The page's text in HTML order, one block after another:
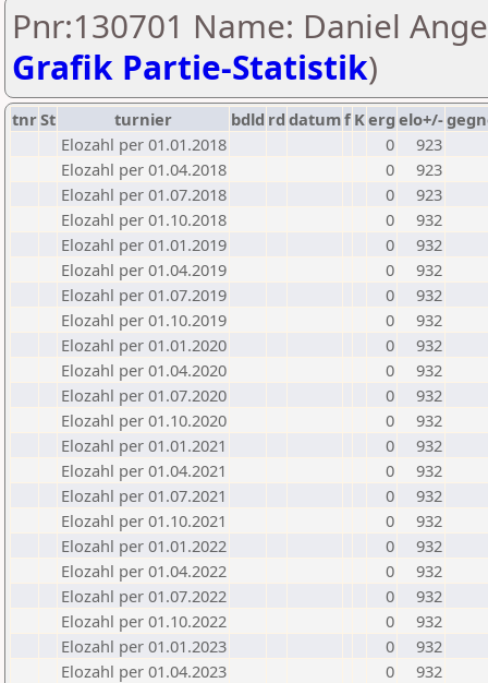
Pnr:130701 Name: Daniel
Grafik Partie-Statistik)
tnrSt turnier bdld rd datumf Kerg elo+/-
Elozahl per 01.01.2018
0
923
Elozahl per 01.04.2018
0
923
Elozahl per 01.07.2018
0
923
Elozahl per 01.10.2018
0
932
Elozahl per 01.01.2019
0
932
Elozahl per 01.04.2019
0
932
Elozahl per 01.07.2019
0
932
Elozahl per 01.10.2019
0
932
Elozahl per 01.01.2020
0
932
Elozahl per 01.04.2020
0
932
Elozahl per 01.07.2020
0
932
Elozahl per 01.10.2020
0
932
Elozahl per 01.01.2021
0
932
Elozahl per 01.04.2021
0
932
Elozahl per 01.07.2021
0
932
Elozahl per 01.10.2021
0
932
Elozahl per 01.01.2022
0
932
Elozahl per 01.04.2022
0
932
Elozahl per 01.07.2022
0
932
Elozahl per 01.10.2022
0
932
Elozahl per 01.01.2023
0
932
Elozahl per 01.04.2023
0
932